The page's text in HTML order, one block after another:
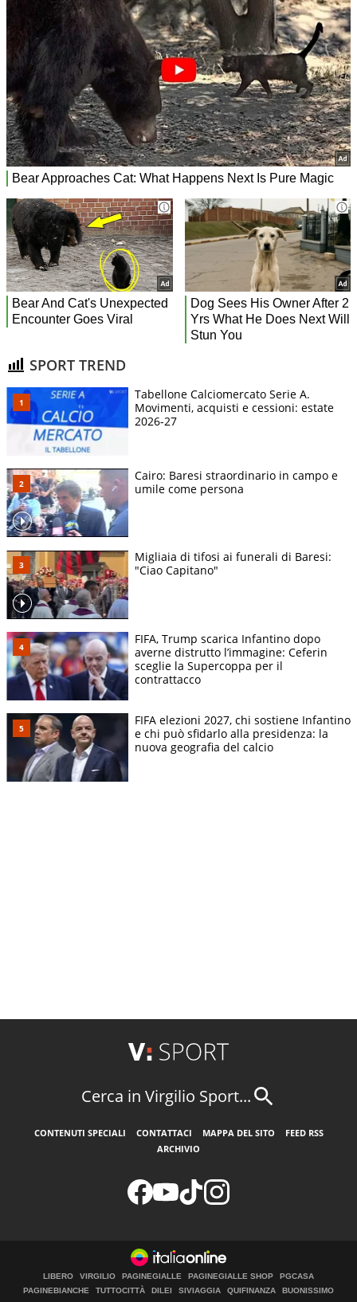
SPORT TREND
Tabellone Calciomercato Serie A.
Movimenti, acquisti e cessioni: estate
2026-27
Cairo: Baresi straordinario in campo e
umile come persona
Migliaia di tifosi ai funerali di Baresi:
"Ciao Capitano"
FIFA, Trump scarica Infantino dopo
averne distrutto l’immagine: Ceferin
sceglie la Supercoppa per il
contrattacco
FIFA elezioni 2027, chi sostiene Infantino
e chi può sfidarlo alla presidenza: la
nuova geografia del calcio
Cerca in Virgilio Sport...
CONTENUTI SPECIALI CONTATTACI MAPPA DEL SITO
FEED RSS
ARCHIVIO
LIBERO VIRGILIO PAGINEGIALLE PAGINEGIALLE SHOP
PGCASA
PAGINEBIANCHE
TUTTOCITTÀ DILEI SIVIAGGIA QUIFINANZA
BUONISSIMO